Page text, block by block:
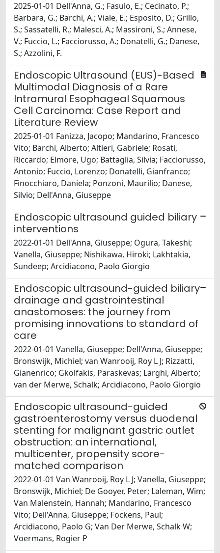
2025-01-01 Dell'Anna, G.; Fasulo, E.; Cecinato, P.;
Barbara, G.; Barchi, A.; Viale, E.; Esposito, D.; Grillo,
S.; Sassatelli, R.; Malesci, A.; Massironi, S.; Annese,
V.; Fuccio, L.; Facciorusso, A.; Donatelli, G.; Danese,
S.; Azzolini, F.
Endoscopic Ultrasound (EUS)-Based
Multimodal Diagnosis of a Rare
Intramural Esophageal Squamous
Cell Carcinoma: Case Report and
Literature Review
2025-01-01 Fanizza, Jacopo; Mandarino, Francesco
Vito; Barchi, Alberto; Altieri, Gabriele; Rosati,
Riccardo; Elmore, Ugo; Battaglia, Silvia; Facciorusso,
Antonio; Fuccio, Lorenzo; Donatelli, Gianfranco;
Finocchiaro, Daniela; Ponzoni, Maurilio; Danese,
Silvio; Dell'Anna, Giuseppe
Endoscopic ultrasound guided biliary
interventions
2022-01-01 Dell'Anna, Giuseppe; Ogura, Takeshi;
Vanella, Giuseppe; Nishikawa, Hiroki; Lakhtakia,
Sundeep; Arcidiacono, Paolo Giorgio
Endoscopic ultrasound-guided biliary
drainage and gastrointestinal
anastomoses: the journey from
promising innovations to standard of
care
2022-01-01 Vanella, Giuseppe; Dell'Anna, Giuseppe;
Bronswijk, Michiel; van Wanrooij, Roy L J; Rizzatti,
Gianenrico; Gkolfakis, Paraskevas; Larghi, Alberto;
van der Merwe, Schalk; Arcidiacono, Paolo Giorgio
Endoscopic ultrasound-guided
gastroenterostomy versus duodenal
stenting for malignant gastric outlet
obstruction: an international,
multicenter, propensity score-
matched comparison
2022-01-01 Van Wanrooij, Roy L J; Vanella, Giuseppe;
Bronswijk, Michiel; De Gooyer, Peter; Laleman, Wim;
Van Malenstein, Hannah; Mandarino, Francesco
Vito; Dell'Anna, Giuseppe; Fockens, Paul;
Arcidiacono, Paolo G; Van Der Merwe, Schalk W;
Voermans, Rogier P